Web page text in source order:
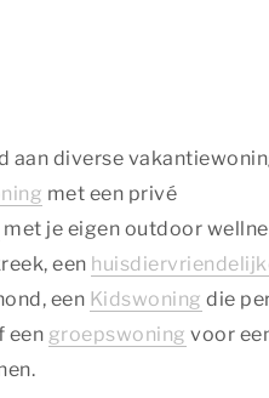
aan diverse
met een privé
met je eigen outdoor
een
een Kidswoning die
een groepswoning voor